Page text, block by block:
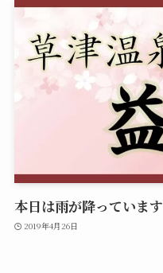
本日は雨が降っています
2019年4月26日